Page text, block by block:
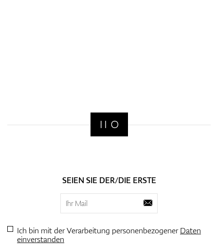
SEIEN SIE DER/DIE ERSTE
Ich bin mit der Verarbeitung personenbezogenerDaten
einverstanden